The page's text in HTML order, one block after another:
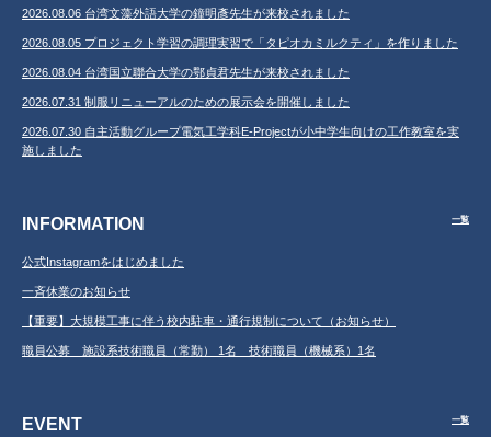
2026.08.06 台湾文藻外語大学の鐘明彥先生が来校されました
2026.08.05 プロジェクト学習の調理実習で「タピオカミルクティ」を作りました
2026.08.04 台湾国立聯合大学の鄂貞君先生が来校されました
2026.07.31 制服リニューアルのための展示会を開催しました
2026.07.30 自主活動グループ電気工学科E-Projectが小中学生向けの工作教室を実
施しました
INFORMATION 一覧
公式Instagramをはじめました
一斉休業のお知らせ
【重要】大規模工事に伴う校内駐車・通行規制について（お知らせ）
職員公募 施設系技術職員（常勤） 1名 技術職員（機械系）1名
EVENT 一覧